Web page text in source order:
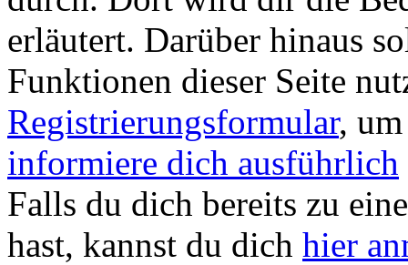
erläutert. Darüber hinaus
Funktionen dieser Seite
Registrierungsformular,
informiere dich ausführlich
Falls du dich bereits zu
hast, kannst du dich hier